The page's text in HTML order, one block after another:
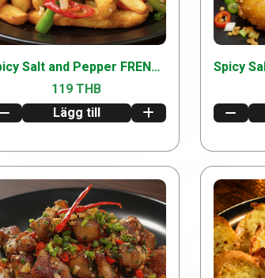
Spicy Salt and Pepper FRENCH FRIES [200g] [เกลือและพริกไทย] +1000 +bbqsauce
119 THB
Lägg till